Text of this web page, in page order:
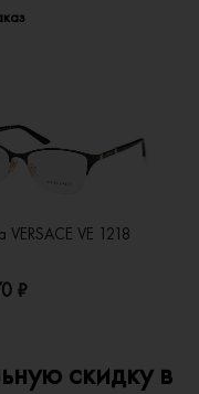
VE 1218
₽
скидку в